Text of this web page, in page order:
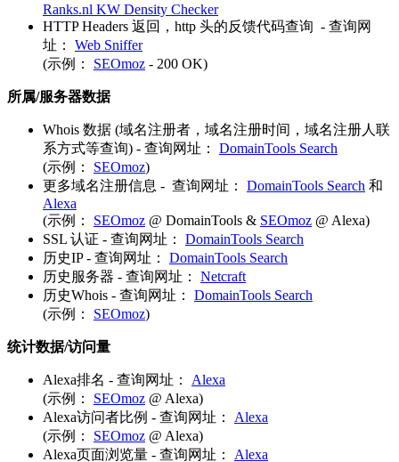
Ranks.nl KW Density Checker
HTTP Headers 返回，http 头的反馈代码查询 - 查询网
址： Web Sniffer
(示例： SEOmoz - 200 OK)
所属/服务器数据
Whois 数据 (域名注册者，域名注册时间，域名注册人联
系方式等查询) - 查询网址： DomainTools Search
(示例： SEOmoz)
更多域名注册信息 - 查询网址： DomainTools Search 和
Alexa
(示例： SEOmoz @ DomainTools & SEOmoz @ Alexa)
SSL 认证 - 查询网址： DomainTools Search
历史IP - 查询网址： DomainTools Search
历史服务器 - 查询网址： Netcraft
历史Whois - 查询网址： DomainTools Search
(示例： SEOmoz)
统计数据/访问量
Alexa排名 - 查询网址： Alexa
(示例： SEOmoz @ Alexa)
Alexa访问者比例 - 查询网址： Alexa
(示例： SEOmoz @ Alexa)
Alexa页面浏览量 - 查询网址： Alexa